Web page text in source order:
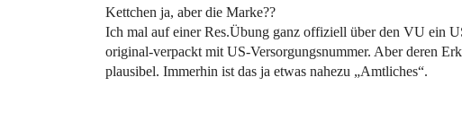
Kettchen ja, aber die Marke??
Ich mal auf einer Res.Übung ganz offiziell über den VU ein
original-verpackt mit US-Versorgungsnummer. Aber deren
plausibel. Immerhin ist das ja etwas nahezu „Amtliches“.